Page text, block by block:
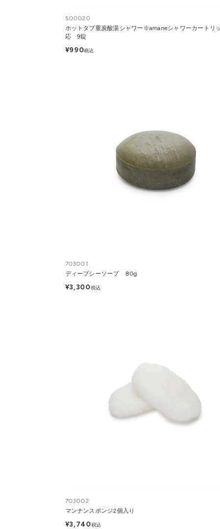
500020
ホットタブ重炭酸湯シャワー※amaneシャワーカートリ
応 9錠
¥990税込
703001
ディープシーソープ 80g
¥3,300税込
703002
マンナンスポンジ2個入り
¥3,740税込